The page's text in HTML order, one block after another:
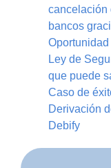
cancelación
bancos
Ley de
que puede
Caso de
Derivación
Debify